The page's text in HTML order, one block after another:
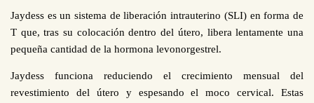
Jaydess es un sistema de liberación intrauterino (SLI) en forma de
T que, tras su colocación dentro del útero, libera lentamente una
pequeña cantidad de la hormona levonorgestrel.
Jaydess funciona reduciendo el crecimiento mensual del
revestimiento del útero y espesando el moco cervical. Estas